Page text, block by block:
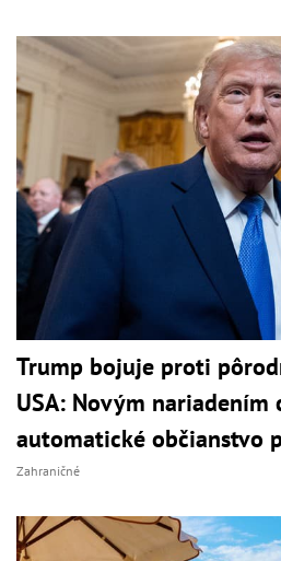
Trump bojuje proti
USA: Novým nariadením
automatické občianstvo
Zahraničné